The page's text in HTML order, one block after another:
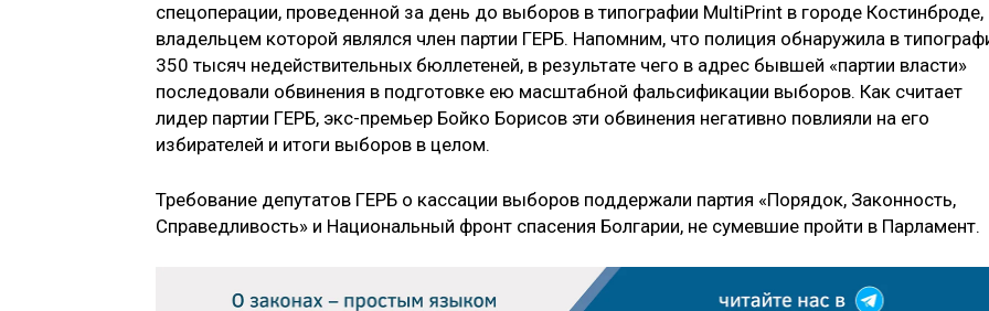
спецоперации, проведенной за день до выборов в типографии MultiPrint в городе Костинброде,
владельцем которой являлся член партии ГЕРБ. Напомним, что полиция обнаружила в
350 тысяч недействительных бюллетеней, в результате чего в адрес бывшей «партии власти»
последовали обвинения в подготовке ею масштабной фальсификации выборов. Как считает
лидер партии ГЕРБ, экс-премьер Бойко Борисов эти обвинения негативно повлияли на его
избирателей и итоги выборов в целом.
Требование депутатов ГЕРБ о кассации выборов поддержали партия «Порядок, Законность,
Справедливость» и Национальный фронт спасения Болгарии, не сумевшие пройти в Парламент.